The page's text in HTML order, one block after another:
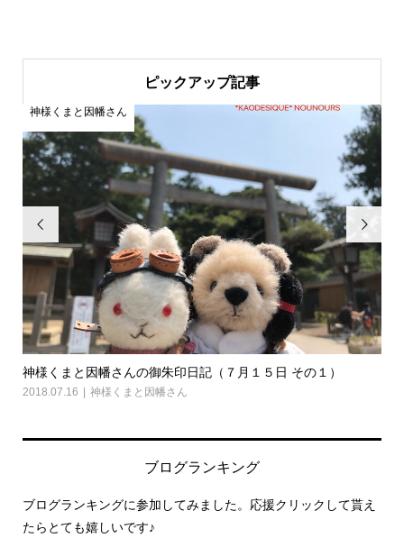
ピックアップ記事

神様くまと因幡さんの御朱印日記（７月１５日 その１）
2018.07.16 神様くまと因幡さん
神様くまと因幡さん

ブログランキング
ブログランキングに参加してみました。応援クリックして貰え
たらとても嬉しいです♪